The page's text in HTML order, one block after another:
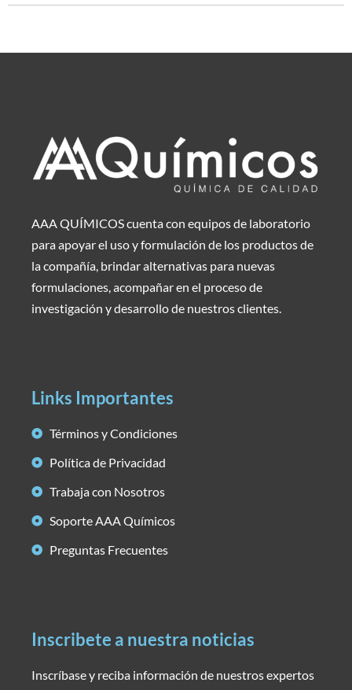
AAA QUÍMICOS cuenta con equipos de laboratorio
para apoyar el uso y formulación de los productos de
la compañía, brindar alternativas para nuevas
formulaciones, acompañar en el proceso de
investigación y desarrollo de nuestros clientes.
Links Importantes
Términos y Condiciones
Política de Privacidad
Trabaja con Nosotros
Soporte AAA Químicos
Preguntas Frecuentes
Inscribete a nuestra noticias
Inscríbase y reciba información de nuestros expertos